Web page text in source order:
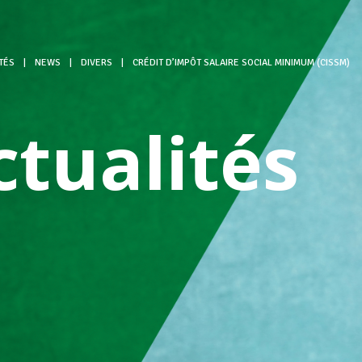
NEWS DIVERS CRÉDIT D’IMPÔT SALAIRE SOCIAL MINIMUM (CISSM)